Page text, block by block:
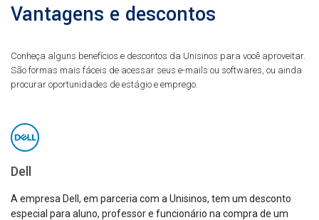
Vantagens e descontos
Conheça alguns benefícios e descontos da Unisinos para você aproveitar.
São formas mais fáceis de acessar seus e-mails ou softwares, ou ainda
procurar oportunidades de estágio e emprego.
Dell
A empresa Dell, em parceria com a Unisinos, tem um desconto
especial para aluno, professor e funcionário na compra de um